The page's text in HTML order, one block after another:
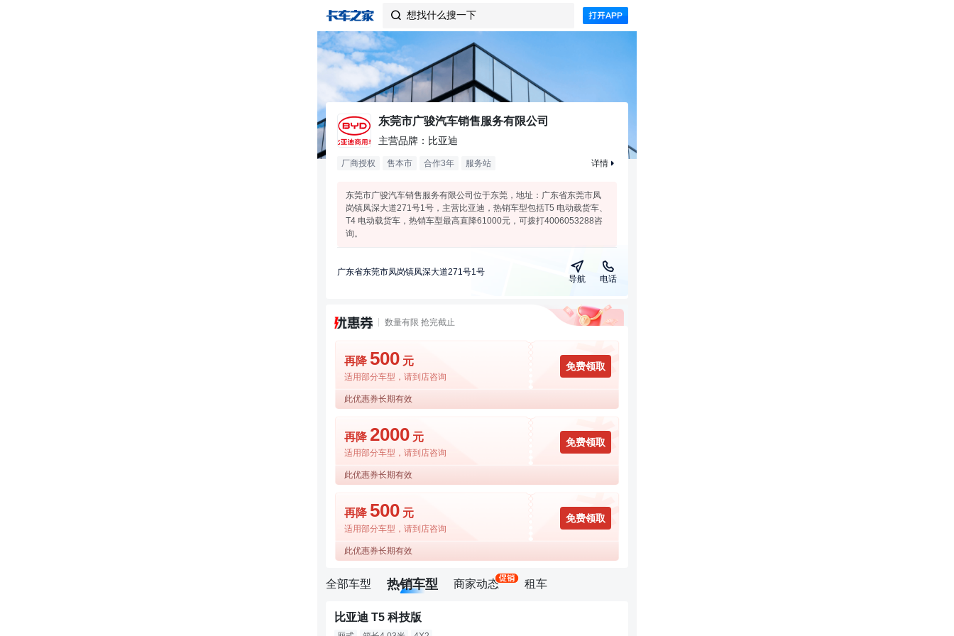
 想找什么搜一下
东莞市广骏汽车销售服务有限公司
主营品牌：比亚迪
厂商授权 售本市 合作3年 服务站 详情
东莞市广骏汽车销售服务有限公司位于东莞，地址：广东省东莞市凤
岗镇凤深大道271号1号，主营比亚迪，热销车型包括T5 电动载货车、
T4 电动载货车，热销车型最高直降61000元，可拨打4006053288咨
询。
广东省东莞市凤岗镇凤深大道271号1号
导航 电话
数量有限 抢完截止
再降 500 元
适用部分车型，请到店咨询
免费领取
此优惠券长期有效
再降 2000 元
适用部分车型，请到店咨询
免费领取
此优惠券长期有效
再降 500 元
适用部分车型，请到店咨询
免费领取
此优惠券长期有效
全部车型 热销车型 商家动态 租车
比亚迪 T5 科技版